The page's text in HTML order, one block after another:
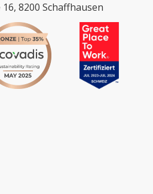
8200 Schaffhausen